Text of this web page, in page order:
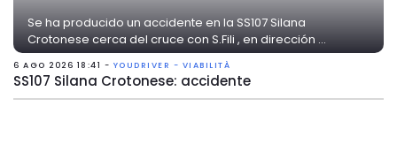
Se ha producido un accidente en la SS107 Silana
Crotonese cerca del cruce con S.Fili , en dirección ...
6 AGO 2026 18:41 - YOUDRIVER - VIABILITÀ
SS107 Silana Crotonese: accidente